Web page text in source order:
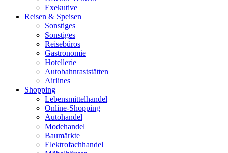
Exekutive
Reisen & Speisen
Sonstiges
Sonstiges
Reisebüros
Gastronomie
Hotellerie
Autobahnraststätten
Airlines
Shopping
Lebensmittelhandel
Online-Shopping
Autohandel
Modehandel
Baumärkte
Elektrofachhandel